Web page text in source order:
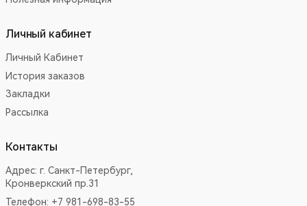
Личный кабинет
Личный Кабинет
История заказов
Закладки
Рассылка
Контакты
Адрес: г. Санкт-Петербург,
Кронверкский пр.31
Телефон: +7 981-698-83-55